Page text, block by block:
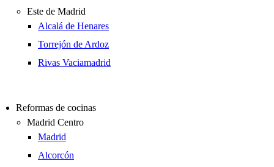
Este de Madrid
Alcalá de Henares
Torrejón de Ardoz
Rivas Vaciamadrid
Reformas de cocinas
Madrid Centro
Madrid
Alcorcón